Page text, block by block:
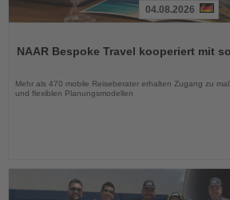
die
04.08.2026
NAAR Bespoke Travel kooperiert mit
Mehr als 470 mobile Reiseberater erhalten Zugang zu
und flexiblen Planungsmodellen